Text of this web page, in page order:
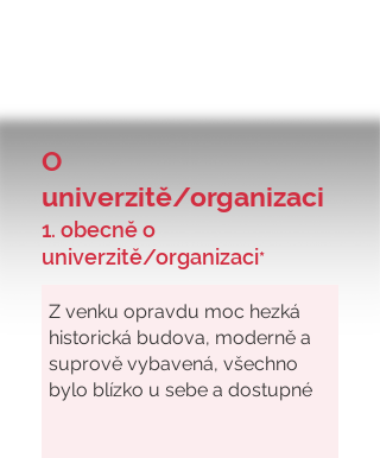
O
univerzitě/organizaci
1. obecně o
univerzitě/organizaci*